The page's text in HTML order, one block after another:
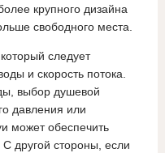
крупного дизайна
свободного места.
следует
и скорость потока.
выбор душевой
давления или
может обеспечить
другой стороны, если